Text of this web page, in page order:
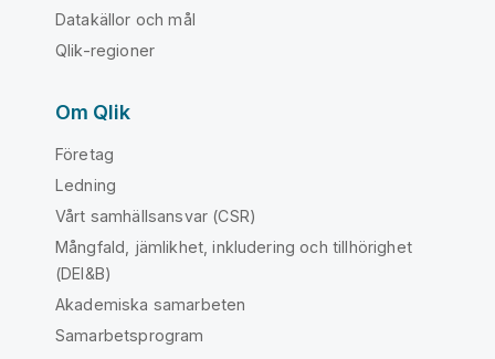
Datakällor och mål
Qlik-regioner
Om Qlik
Företag
Ledning
Vårt samhällsansvar (CSR)
Mångfald, jämlikhet, inkludering och tillhörighet
(DEI&B)
Akademiska samarbeten
Samarbetsprogram